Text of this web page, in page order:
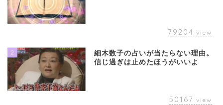
79204 view
2
細木数子の占いが当たらない理由。
信じ過ぎは止めたほうがいいよ
50167 view